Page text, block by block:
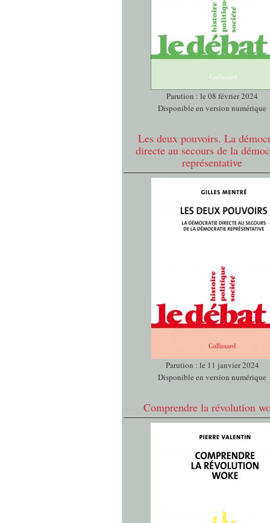
Parution : le 08 février 2024
Disponible en version numérique
Les deux pouvoirs. La
directe au secours de la
représentative
Parution : le 11 janvier 2024
Disponible en version numérique
Comprendre la révolution